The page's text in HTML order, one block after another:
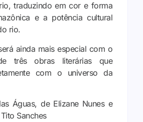
traduzindo em cor e forma
e a potência cultural
rio.
ainda mais especial com o
três obras literárias que
com o universo da
Águas, de Elizane Nunes e
Sanches